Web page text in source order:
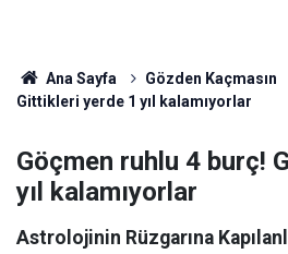
Ana Sayfa Gözden Kaçmasın
Gittikleri yerde 1 yıl kalamıyorlar
Göçmen ruhlu 4 burç!
yıl kalamıyorlar
Astrolojinin Rüzgarına